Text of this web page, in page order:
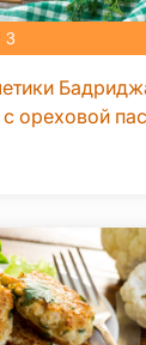
3
ореховой